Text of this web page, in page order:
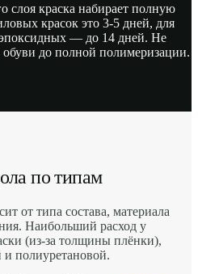
слоя краска набирает полную
красок это 3-5 дней, для
— до 14 дней. Не
обуви до полной полимеризации.
по типам
от типа состава, материала
Наибольший расход у
(из-за толщины плёнки),
полиуретановой.